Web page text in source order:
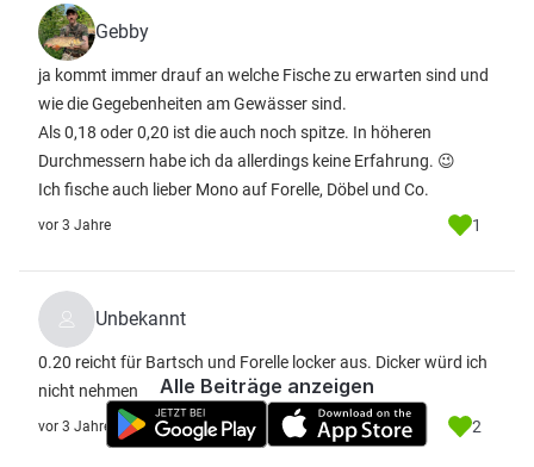
Gebby
ja kommt immer drauf an welche Fische zu erwarten sind und
wie die Gegebenheiten am Gewässer sind.
Als 0,18 oder 0,20 ist die auch noch spitze. In höheren
Durchmessern habe ich da allerdings keine Erfahrung. 😉
Ich fische auch lieber Mono auf Forelle, Döbel und Co.
vor 3 Jahre 1
Unbekannt
0.20 reicht für Bartsch und Forelle locker aus. Dicker würd ich
nicht nehmen
vor 3 Jahre 2
Alle Beiträge anzeigen